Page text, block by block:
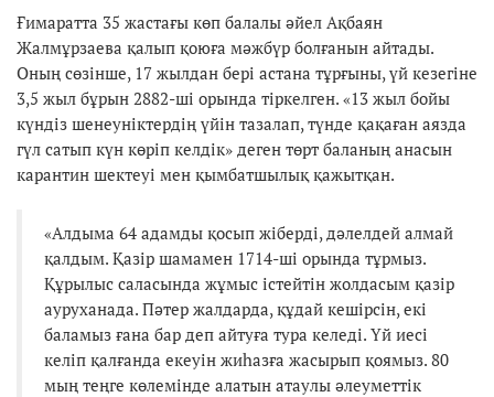
Ғимаратта 35 жастағы көп балалы әйел Ақбаян
Жалмұрзаева қалып қоюға мәжбүр болғанын айтады.
Оның сөзінше, 17 жылдан бері астана тұрғыны, үй кезегіне
3,5 жыл бұрын 2882-ші орында тіркелген. «13 жыл бойы
күндіз шенеуніктердің үйін тазалап, түнде қақаған аязда
гүл сатып күн көріп келдік» деген төрт баланың анасын
карантин шектеуі мен қымбатшылық қажытқан.
«Алдыма 64 адамды қосып жіберді, дәлелдей алмай
қалдым. Қазір шамамен 1714-ші орында тұрмыз.
Құрылыс саласында жұмыс істейтін жолдасым қазір
ауруханада. Пәтер жалдарда, құдай кешірсін, екі
баламыз ғана бар деп айтуға тура келеді. Үй иесі
келіп қалғанда екеуін жиһазға жасырып қоямыз. 80
мың теңге көлемінде алатын атаулы әлеуметтік